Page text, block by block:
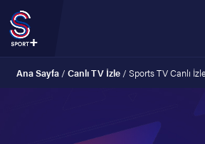
Ana Sayfa/ Canlı TV İzle/ Sports TV Canlı